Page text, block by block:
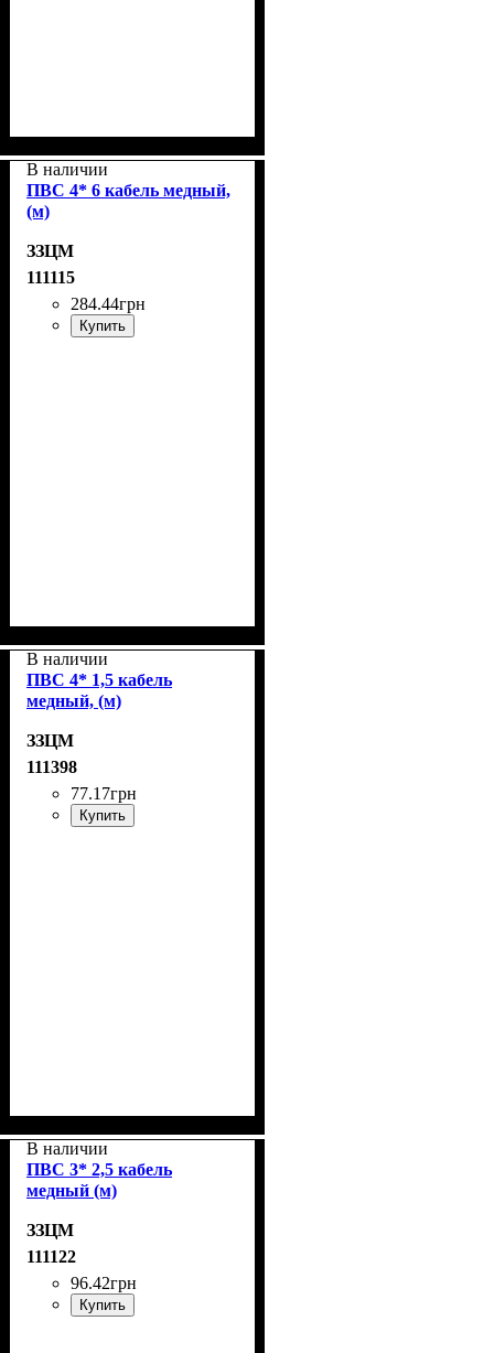
В наличии
ПВС 4* 6 кабель медный,
(м)
ЗЗЦМ
111115
284.44грн
Купить
В наличии
ПВС 4* 1,5 кабель
медный, (м)
ЗЗЦМ
111398
77.17грн
Купить
В наличии
ПВС 3* 2,5 кабель
медный (м)
ЗЗЦМ
111122
96.42грн
Купить